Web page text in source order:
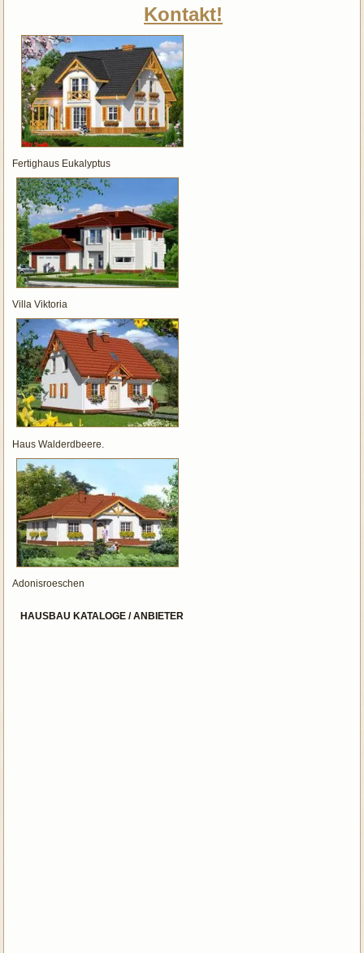
Kontakt!
Fertighaus Eukalyptus
Villa Viktoria
Haus Walderdbeere.
Adonisroeschen
HAUSBAU KATALOGE / ANBIETER